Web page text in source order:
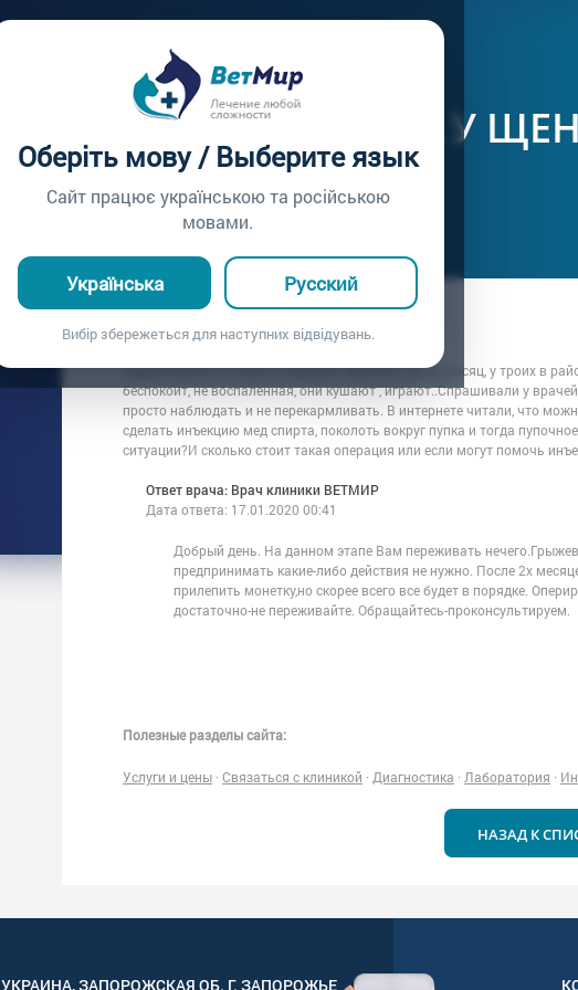
Оберіть мову / Выберите язык
Сайт працює українською та російською
мовами.
Українська Русский
Вибір збережеться для наступних відвідувань.
Вопросы врачу /
ПУПОЧНАЯ ГРЫЖА У
ОВЧАРКИ.
Вопрос владельца: Роман
Дата вопроса: 17.01.2020 00:41
Здравствуйте! В помете 5 щенков. Щенкам сейчас месяц, у троих в
беспокоит, не воспаленная, они кушают , играют..Спрашивали у
просто наблюдать и не перекармливать. В интернете читали, что
сделать инъекцию мед спирта, поколоть вокруг пупка и тогда
ситуации?И сколько стоит такая операция или если могут помочь
Ответ врача: Врач клиники ВЕТМИР
Дата ответа: 17.01.2020 00:41
Добрый день. На данном этапе Вам переживать
предпринимать какие-либо действия не нужно. После 2х
прилепить монетку,но скорее всего все будет в порядке.
достаточно-не переживайте. Обращайтесь-проконсультируем.
Полезные разделы сайта:
Услуги и цены · Связаться с клиникой · Диагностика · Лаборатория ·
НАЗАД К
УКРАИНА,ЗАПОРОЖСКАЯ ОБ. Г. ЗАПОРОЖЬЕ